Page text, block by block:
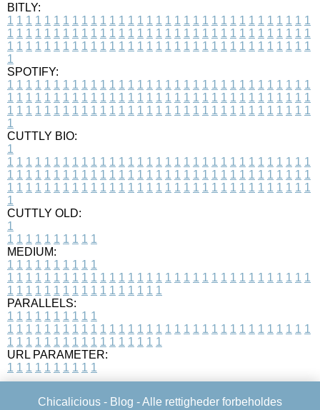
BITLY:
1 1 1 1 1 1 1 1 1 1 1 1 1 1 1 1 1 1 1 1 1 1 1 1 1 1 1 1 1 1 1 1 1
1 1 1 1 1 1 1 1 1 1 1 1 1 1 1 1 1 1 1 1 1 1 1 1 1 1 1 1 1 1 1 1 1
1 1 1 1 1 1 1 1 1 1 1 1 1 1 1 1 1 1 1 1 1 1 1 1 1 1 1 1 1 1 1 1 1
1
SPOTIFY:
1 1 1 1 1 1 1 1 1 1 1 1 1 1 1 1 1 1 1 1 1 1 1 1 1 1 1 1 1 1 1 1 1
1 1 1 1 1 1 1 1 1 1 1 1 1 1 1 1 1 1 1 1 1 1 1 1 1 1 1 1 1 1 1 1 1
1 1 1 1 1 1 1 1 1 1 1 1 1 1 1 1 1 1 1 1 1 1 1 1 1 1 1 1 1 1 1 1 1
1
CUTTLY BIO:
1
1 1 1 1 1 1 1 1 1 1 1 1 1 1 1 1 1 1 1 1 1 1 1 1 1 1 1 1 1 1 1 1 1
1 1 1 1 1 1 1 1 1 1 1 1 1 1 1 1 1 1 1 1 1 1 1 1 1 1 1 1 1 1 1 1 1
1 1 1 1 1 1 1 1 1 1 1 1 1 1 1 1 1 1 1 1 1 1 1 1 1 1 1 1 1 1 1 1 1
1
CUTTLY OLD:
1
1 1 1 1 1 1 1 1 1 1
MEDIUM:
1 1 1 1 1 1 1 1 1 1
1 1 1 1 1 1 1 1 1 1 1 1 1 1 1 1 1 1 1 1 1 1 1 1 1 1 1 1 1 1 1 1 1
1 1 1 1 1 1 1 1 1 1 1 1 1 1 1 1 1
PARALLELS:
1 1 1 1 1 1 1 1 1 1
1 1 1 1 1 1 1 1 1 1 1 1 1 1 1 1 1 1 1 1 1 1 1 1 1 1 1 1 1 1 1 1 1
1 1 1 1 1 1 1 1 1 1 1 1 1 1 1 1 1
URL PARAMETER:
1 1 1 1 1 1 1 1 1 1
Chicalicious - Blog - Alle rettigheder forbeholdes